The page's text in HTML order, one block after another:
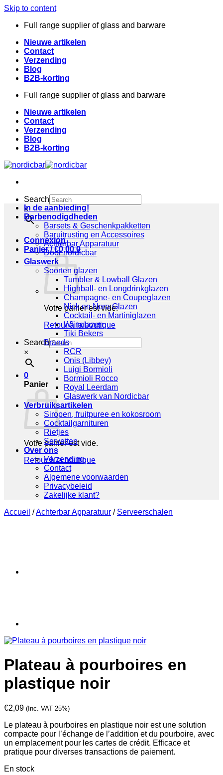
Skip to content
Full range supplier of glass and barware
Nieuwe artikelen
Contact
Verzending
Blog
B2B-korting
Full range supplier of glass and barware
Nieuwe artikelen
Contact
Verzending
Blog
B2B-korting
Search
×
Connexion
Panier /€0,00 0
Votre panier est vide.
Retour à la boutique
Search
×
0
Panier
Votre panier est vide.
Retour à la boutique
In de aanbieding!
Barbenodigdheden
Barsets & Geschenkpakketten
Baruitrusting en Accessoires
Achterbar Apparatuur
Door nordicbar
Glaswerk
Soorten glazen
Tumbler & Lowball Glazen
Highball- en Longdrinkglazen
Champagne- en Coupeglazen
Nick en Nora Glazen
Cocktail- en Martiniglazen
Wijnglazen
Tiki Bekers
Brands
RCR
Onis (Libbey)
Luigi Bormioli
Bormioli Rocco
Royal Leerdam
Glaswerk van Nordicbar
Verbruiksartikelen
Siropen, fruitpuree en kokosroom
Cocktailgarnituren
Rietjes
Servetten
Over ons
Verzending
Contact
Algemene voorwaarden
Privacybeleid
Zakelijke klant?
Accueil /Achterbar Apparatuur / Serveerschalen
Plateau à pourboires en
plastique noir
€2,09 (Inc. VAT 25%)
Le plateau à pourboires en plastique noir est une solution
compacte pour l’échange de l’addition et du pourboire, avec
un emplacement pour les cartes de crédit. Efficace et
pratique pour diverses transactions de paiement.
En stock